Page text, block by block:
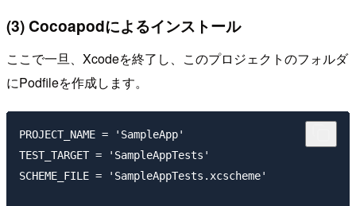
(3) Cocoapodによるインストール
ここで一旦、Xcodeを終了し、このプロジェクトのフォルダ
にPodfileを作成します。
PROJECT_NAME = 'SampleApp'
TEST_TARGET = 'SampleAppTests'
SCHEME_FILE = 'SampleAppTests.xcscheme'